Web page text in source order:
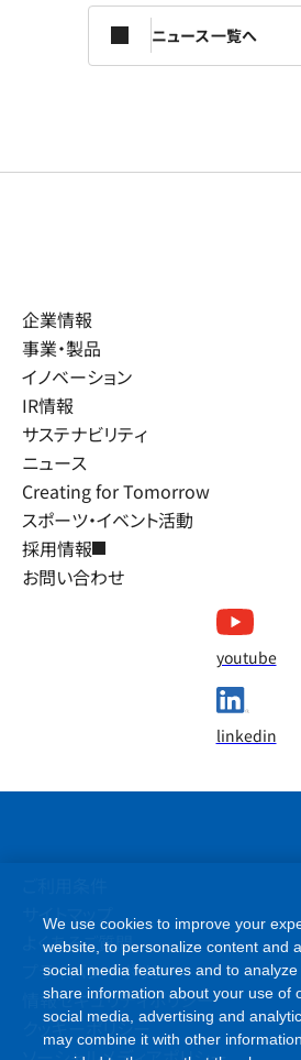
ニュース一覧へ
企業情報
事業・製品
イノベーション
IR情報
サステナビリティ
ニュース
Creating for Tomorrow
スポーツ・イベント活動
採用情報
お問い合わせ
youtube
linkedin
サイトマップ
よくあるご質問
プライバシーポリシー
情報セキュリティポリシー
クッキーポリシー
We use cookies to improve your
website, to personalize content and
social media features and to
share information about your use of
social media, advertising and
may combine it with other